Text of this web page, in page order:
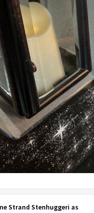
Strand Stenhuggeri as